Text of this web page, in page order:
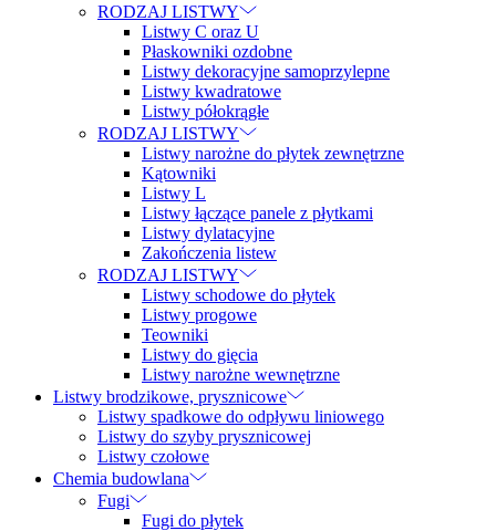
RODZAJ LISTWY
Listwy C oraz U
Płaskowniki ozdobne
Listwy dekoracyjne samoprzylepne
Listwy kwadratowe
Listwy półokrągłe
RODZAJ LISTWY
Listwy narożne do płytek zewnętrzne
Kątowniki
Listwy L
Listwy łączące panele z płytkami
Listwy dylatacyjne
Zakończenia listew
RODZAJ LISTWY
Listwy schodowe do płytek
Listwy progowe
Teowniki
Listwy do gięcia
Listwy narożne wewnętrzne
Listwy brodzikowe, prysznicowe
Listwy spadkowe do odpływu liniowego
Listwy do szyby prysznicowej
Listwy czołowe
Chemia budowlana
Fugi
Fugi do płytek